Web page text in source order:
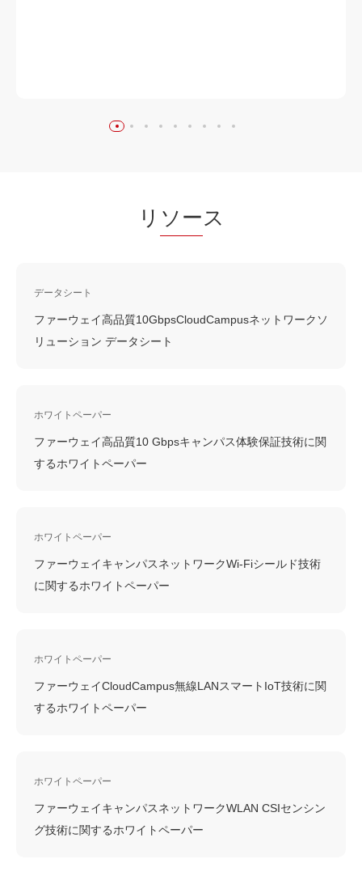
リ ソー ス
データシート
ファーウェイ高品質10GbpsCloudCampusネットワークソ
リューション データシート
ホワイトペーパー
ファーウェイ高品質10 Gbpsキャンパス体験保証技術に関
するホワイトペーパー
ホワイトペーパー
ファーウェイキャンパスネットワークWi-Fiシールド技術
に関するホワイトペーパー
ホワイトペーパー
ファーウェイCloudCampus無線LANスマートIoT技術に関
するホワイトペーパー
ホワイトペーパー
ファーウェイキャンパスネットワークWLAN CSIセンシン
グ技術に関するホワイトペーパー